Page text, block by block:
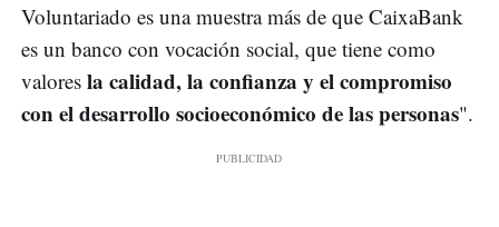
Voluntariado es una muestra más de que CaixaBank
es un banco con vocación social, que tiene como
valores la calidad, la confianza y el compromiso
con el desarrollo socioeconómico de las personas".